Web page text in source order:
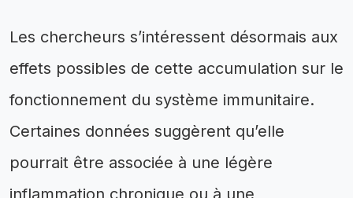
Les chercheurs s’intéressent désormais aux
effets possibles de cette accumulation sur le
fonctionnement du système immunitaire.
Certaines données suggèrent qu’elle
pourrait être associée à une légère
inflammation chronique ou à une